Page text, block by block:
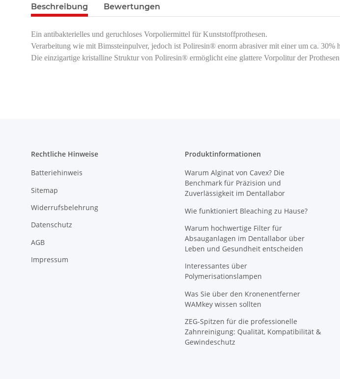
Beschreibung Bewertungen
Ein antibakterielles und geruchloses Vorpoliermittel für Kunststoffprothesen.
Verarbeitung wie mit Bimssteinpulver, jedoch ist Poliresin® enorm abrasiver mit einer um ca. 30%
Die einzigartige kristalline Struktur von Poliresin® ermöglicht eine glattere Vorpolitur der
Rechtliche Hinweise
Batteriehinweis
Sitemap
Widerrufsbelehrung
Datenschutz
AGB
Impressum
Produktinformationen
Warum Alginat von Cavex? Die
Benchmark für Präzision und
Zuverlässigkeit im Dentallabor
Wie funktioniert Bleaching zu Hause?
Warum hochwertige Filter für
Absauganlagen im Dentallabor über
Leben und Gesundheit entscheiden
Interessantes über
Polymerisationslampen
Was Sie über den Kronenentferner
WAMkey wissen sollten
ZEG-Spitzen für die professionelle
Zahnreinigung: Qualität, Kompatibilität &
Gewindeschutz